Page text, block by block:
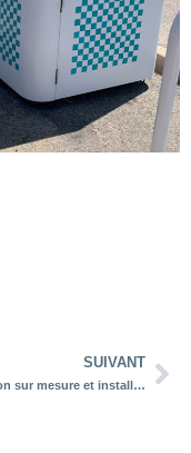
SUIVANT
Conception sur mesure et installation d’un millier de vitrines à VALENCE ROMANS